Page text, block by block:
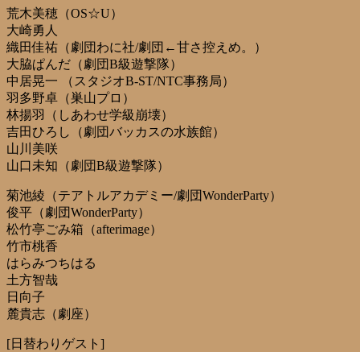
荒木美穂（OS☆U）
大崎勇人
織田佳祐（劇団わに社/劇団←甘さ控えめ。）
大脇ぱんだ（劇団B級遊撃隊）
中居晃一 （スタジオB-ST/NTC事務局）
羽多野卓（巣山プロ）
林揚羽（しあわせ学級崩壊）
吉田ひろし（劇団バッカスの水族館）
山川美咲
山口未知（劇団B級遊撃隊）
菊池綾（テアトルアカデミー/劇団WonderParty）
俊平（劇団WonderParty）
松竹亭ごみ箱（afterimage）
竹市桃香
はらみつちはる
土方智哉
日向子
麓貴志（劇座）
[日替わりゲスト]